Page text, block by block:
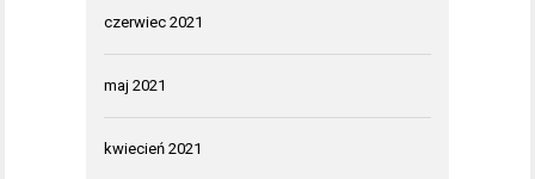
czerwiec 2021
maj 2021
kwiecień 2021